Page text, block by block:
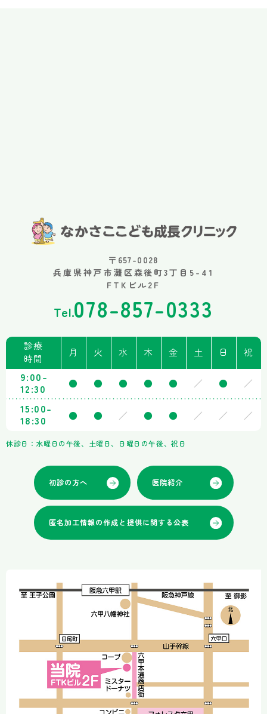
〒657-0028
兵庫県神戸市灘区森後町3丁目5-41
FTKビル2F
Tel.078-857-0333
診療
時間
月 火 水 木 金 土 日 祝
9:00-
12:30
● ● ● ● ● ／ ● ／
15:00-
18:30
● ● ／ ● ● ／ ／ ／
休診日：水曜日の午後、土曜日、日曜日の午後、祝日
初診の方へ 医院紹介
匿名加工情報の作成と提供に関する公表